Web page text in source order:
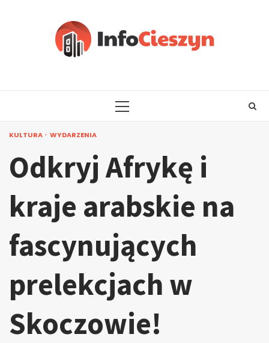
PRIMARY
KULTURA WYDARZENIA
Odkryj Afrykę i
kraje arabskie na
fascynujących
prelekcjach w
Skoczowie!